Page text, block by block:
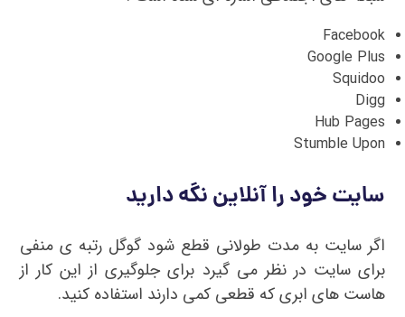
Facebook
Google Plus
Squidoo
Digg
Hub Pages
Stumble Upon
سایت خود را آنلاین نگه دارید
اگر سایت به مدت طولانی قطع شود گوگل رتبه ی منفی
برای سایت در نظر می گیرد برای جلوگیری از این کار از
هاست های ابری که قطعی کمی دارند استفاده کنید.